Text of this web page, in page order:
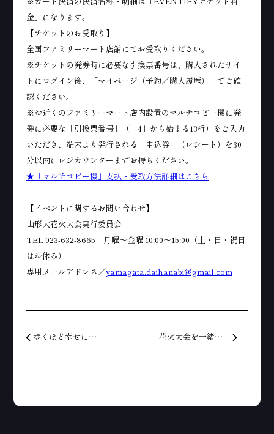
金」になります。
【チケットのお受取り】
全国ファミリーマート店舗にてお受取りください。
※チケットの発券時に必要な引換票番号は、購入されたサイ
トにログイン後、「マイページ（予約／購入履歴）」でご確
認ください。
※お近くのファミリーマート店内設置のマルチコピー機に発
券に必要な「引換票番号」（「4」から始まる13桁）をご入力
いただき、端末より発行される「申込券」（レシート）を30
分以内にレジカウンターまでお持ちください。
★「マルチコピー機」支払・受取方法詳細はこちら
【イベントに関するお問い合わせ】
山形大花火大会実行委員会
TEL 023-632-8665 月曜～金曜 10:00～15:00（土・日・祝日
はお休み）
専用メールアドレス／yamagata.daihanabi@gmail.com
投稿ナビゲーション
歩くほど幸せになるまち 花火大会を一緒につくって頂くサポーターを大募集